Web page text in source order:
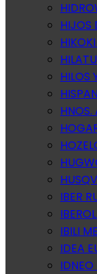
HIJOS
HILOS
HNOS.
IBER
IBILI
IDEA
IDNEO